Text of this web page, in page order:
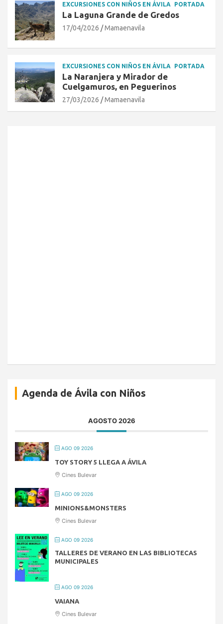
EXCURSIONES CON NIÑOS EN ÁVILA PORTADA
La Laguna Grande de Gredos
17/04/2026 Mamaenavila
EXCURSIONES CON NIÑOS EN ÁVILA PORTADA
La Naranjera y Mirador de
Cuelgamuros, en Peguerinos
27/03/2026 Mamaenavila
Agenda de Ávila con Niños
AGOSTO 2026
AGO 09 2026
TOY STORY 5 LLEGA A ÁVILA
Cines Bulevar
AGO 09 2026
MINIONS&MONSTERS
Cines Bulevar
AGO 09 2026
TALLERES DE VERANO EN LAS BIBLIOTECAS
MUNICIPALES
AGO 09 2026
VAIANA
Cines Bulevar